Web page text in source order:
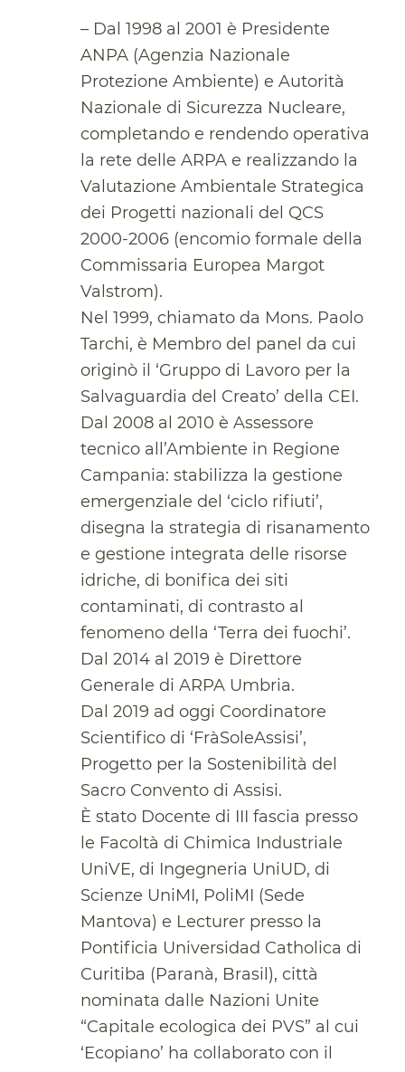
– Dal 1998 al 2001 è Presidente
ANPA (Agenzia Nazionale
Protezione Ambiente) e Autorità
Nazionale di Sicurezza Nucleare,
completando e rendendo operativa
la rete delle ARPA e realizzando la
Valutazione Ambientale Strategica
dei Progetti nazionali del QCS
2000-2006 (encomio formale della
Commissaria Europea Margot
Valstrom).
Nel 1999, chiamato da Mons. Paolo
Tarchi, è Membro del panel da cui
originò il ‘Gruppo di Lavoro per la
Salvaguardia del Creato’ della CEI.
Dal 2008 al 2010 è Assessore
tecnico all’Ambiente in Regione
Campania: stabilizza la gestione
emergenziale del ‘ciclo rifiuti’,
disegna la strategia di risanamento
e gestione integrata delle risorse
idriche, di bonifica dei siti
contaminati, di contrasto al
fenomeno della ‘Terra dei fuochi’.
Dal 2014 al 2019 è Direttore
Generale di ARPA Umbria.
Dal 2019 ad oggi Coordinatore
Scientifico di ‘FràSoleAssisi’,
Progetto per la Sostenibilità del
Sacro Convento di Assisi.
È stato Docente di III fascia presso
le Facoltà di Chimica Industriale
UniVE, di Ingegneria UniUD, di
Scienze UniMI, PoliMI (Sede
Mantova) e Lecturer presso la
Pontificia Universidad Catholica di
Curitiba (Paranà, Brasil), città
nominata dalle Nazioni Unite
“Capitale ecologica dei PVS” al cui
‘Ecopiano’ ha collaborato con il